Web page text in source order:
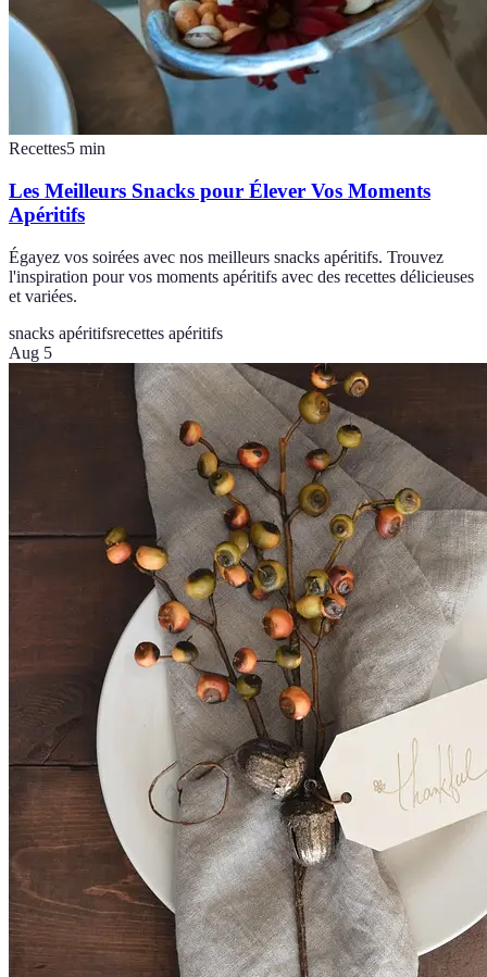
Recettes5 min
Les Meilleurs Snacks pour Élever Vos Moments
Apéritifs
Égayez vos soirées avec nos meilleurs snacks apéritifs. Trouvez
l'inspiration pour vos moments apéritifs avec des recettes délicieuses
et variées.
snacks apéritifsrecettes apéritifs
Aug 5